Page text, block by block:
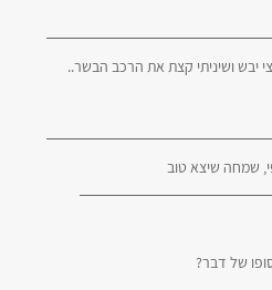
יבש ושיניתי קצת את הרכב הבשר..
שמחה שיצא טוב
של דבר?